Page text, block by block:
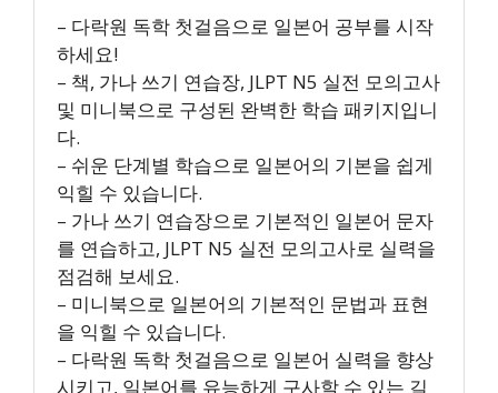
– 다락원 독학 첫걸음으로 일본어 공부를 시작
하세요!
– 책, 가나 쓰기 연습장, JLPT N5 실전 모의고사
및 미니북으로 구성된 완벽한 학습 패키지입니
다.
– 쉬운 단계별 학습으로 일본어의 기본을 쉽게
익힐 수 있습니다.
– 가나 쓰기 연습장으로 기본적인 일본어 문자
를 연습하고, JLPT N5 실전 모의고사로 실력을
점검해 보세요.
– 미니북으로 일본어의 기본적인 문법과 표현
을 익힐 수 있습니다.
– 다락원 독학 첫걸음으로 일본어 실력을 향상
시키고, 일본어를 유능하게 구사할 수 있는 길